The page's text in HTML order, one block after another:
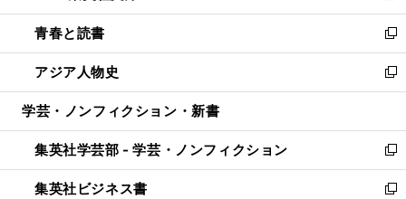
ウ
で
開
く
ン
ド
ウ
で
開
ウ
ィ
ン
ド
ウ
開
く
し
い
ウ
ィ
ン
ウ
で
開
く
青春と読書
新
し
い
ウ
ン
ド
ウ
で
アジア人物史
新
し
ウ
ィ
ン
ド
学芸・ノンフィクション・新書
集英社学芸部 - 学芸・ノンフィクション
新
し
い
集英社ビジネス書
新